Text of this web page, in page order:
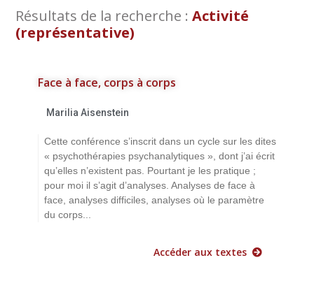
Résultats de la recherche : Activité
(représentative)
Face à face, corps à corps
Marilia Aisenstein
Cette conférence s’inscrit dans un cycle sur les dites
« psychothérapies psychanalytiques », dont j’ai écrit
qu’elles n’existent pas. Pourtant je les pratique ;
pour moi il s’agit d’analyses. Analyses de face à
face, analyses difficiles, analyses où le paramètre
du corps...
Accéder aux textes